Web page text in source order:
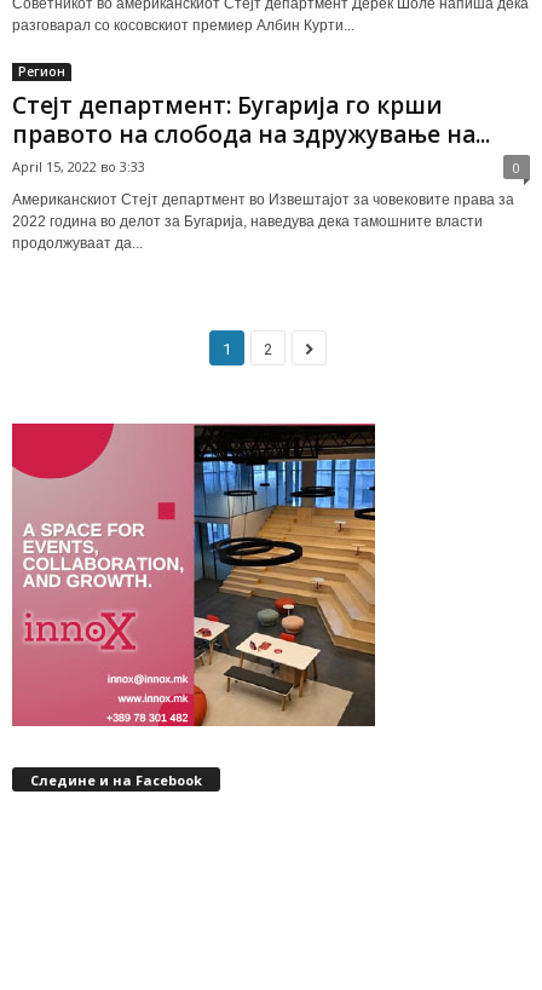
разговарал со косовскиот премиер Албин Курти...
Регион
Стејт департмент: Бугарија го крши
правото на слобода на здружување на...
April 15, 2022 во 3:33 0
Американскиот Стејт департмент во Извештајот за човековите права за
2022 година во делот за Бугарија, наведува дека тамошните власти
продолжуваат да...
1 2
Следине и на Facebook